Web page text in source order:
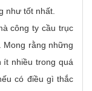
như tốt nhất.
công ty cầu trục
Mong rằng những
ít nhiều trong quá
có điều gì thắc